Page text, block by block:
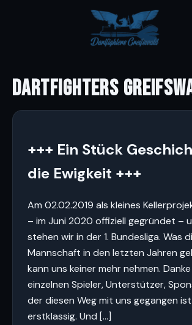
DARTFIGHTERS
+++ Ein Stück
die Ewigkeit +++
Am 02.02.2019 als kleines
– im Juni 2020 offiziell gegründet –
stehen wir in der 1. Bundesliga. Was
Mannschaft in den letzten Jahren
kann uns keiner mehr nehmen.
einzelnen Spieler, Unterstützer,
der diesen Weg mit uns gegangen
erstklassig. Und […]